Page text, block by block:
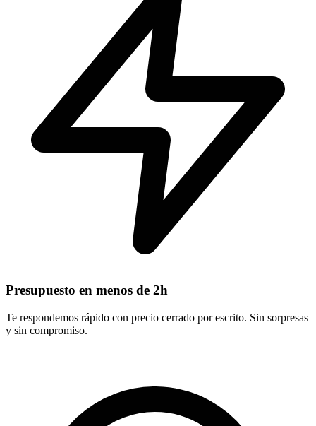
Presupuesto en menos de 2h
Te respondemos rápido con precio cerrado por escrito. Sin sorpresas
y sin compromiso.